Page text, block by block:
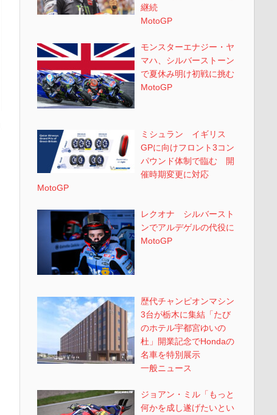
継続
MotoGP
モンスターエナジー・ヤ
マハ、シルバーストーン
で夏休み明け初戦に挑む
MotoGP
ミシュラン イギリス
GPに向けフロント3コン
パウンド体制で臨む 開
催時期変更に対応
MotoGP
レクオナ シルバースト
ンでアルデゲルの代役に
MotoGP
歴代チャンピオンマシン
3台が栃木に集結「たび
のホテル宇都宮ゆいの
杜」開業記念でHondaの
名車を特別展示
一般ニュース
ジョアン・ミル「もっと
何かを成し遂げたいとい